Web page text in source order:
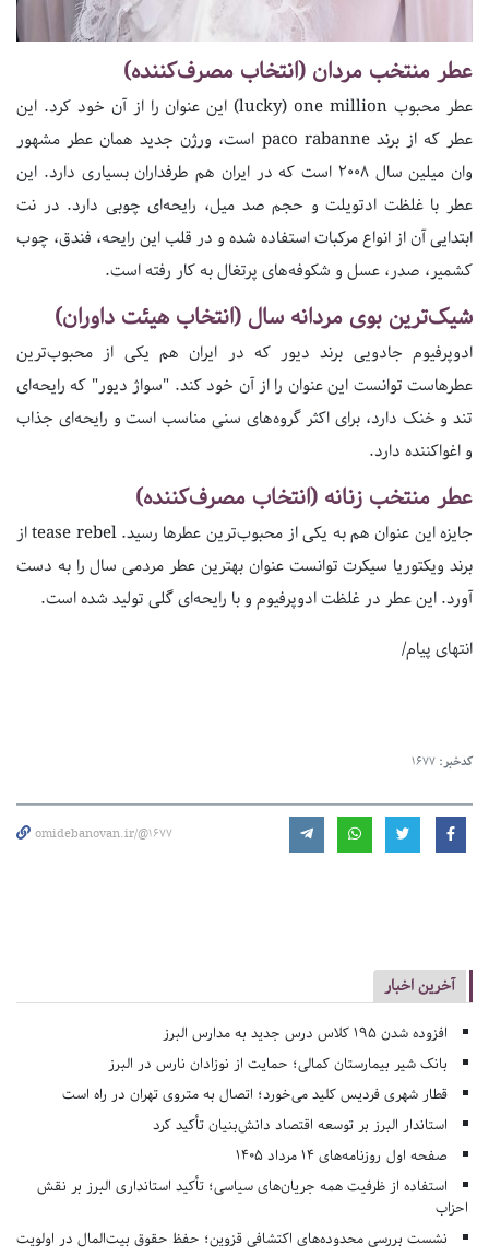
عطر منتخب مردان (انتخاب مصرف‌کننده)
عطر محبوب lucky) one million) این عنوان را از آن خود کرد. این
عطر که از برند paco rabanne است، ورژن جدید همان عطر مشهور
وان میلین سال 2008 است که در ایران هم طرفداران بسیاری دارد. این
عطر با غلظت ادتویلت و حجم صد میل، رایحه‌ای چوبی دارد. در نت
ابتدایی آن از انواع مرکبات استفاده شده و در قلب این رایحه، فندق، چوب
کشمیر، صدر، عسل و شکوفه‌های پرتغال به کار رفته است.
شیک‌ترین بوی مردانه سال (انتخاب هیئت داوران)
ادوپرفیوم جادویی برند دیور که در ایران هم یکی از محبوب‌ترین
عطرهاست توانست این عنوان را از آن خود کند. "سواژ دیور" که رایحه‌ای
تند و خنک دارد، برای اکثر گروه‌های سنی مناسب است و رایحه‌ای جذاب
و اغواکننده دارد.
عطر منتخب زنانه (انتخاب مصرف‌کننده)
جایزه این عنوان هم به یکی از محبوب‌ترین عطرها رسید. tease rebel از
برند ویکتوریا سیکرت توانست عنوان بهترین عطر مردمی سال را به دست
آورد. این عطر در غلظت ادوپرفیوم و با رایحه‌ای گلی تولید شده است.
انتهای پیام/
کدخبر: 1677
omidebanovan.ir/@1677
آخرین اخبار
افزوده شدن ۱۹۵ کلاس درس جدید به مدارس البرز
بانک شیر بیمارستان کمالی؛ حمایت از نوزادان نارس در البرز
قطار شهری فردیس کلید می‌خورد؛ اتصال به متروی تهران در راه است
استاندار البرز بر توسعه اقتصاد دانش‌بنیان تأکید کرد
صفحه اول روزنامه‌های 14 مرداد 1405
استفاده از ظرفیت همه جریان‌های سیاسی؛ تأکید استانداری البرز بر نقش
احزاب
نشست بررسی محدوده‌های اکتشافی قزوین؛ حفظ حقوق بیت‌المال در اولویت